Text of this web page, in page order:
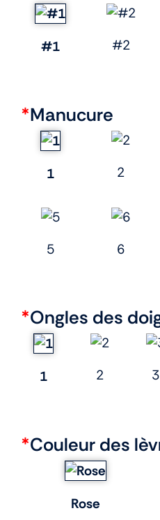
#1 #2
*Manucure
1 2
5 6
*Ongles des
1 2 3
*Couleur des
Rose